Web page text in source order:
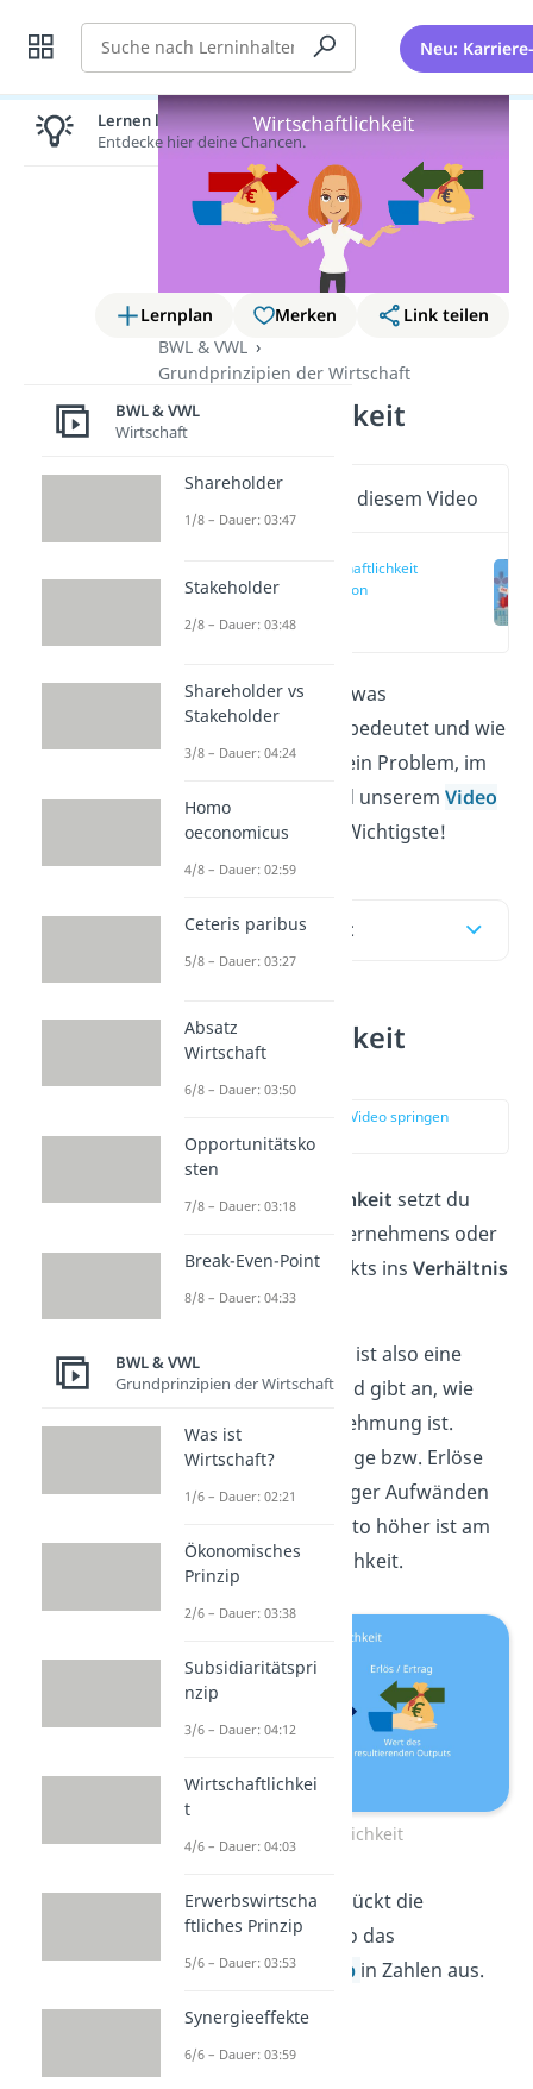
Suche Neu:
Lernplan Merken
Link teilen
BWL & VWL
Grundprinzipien der Wirtschaft
Wirtschaftlichkeit
Wichtige Inhalte in diesem Video
Wirtschaftlichkeit
Definition
Du möchtest wissen, was
Wirtschaftlichkeit
“ bedeutet und wie
du sie berechnest? Kein Problem, im
folgenden Artikel und unseremVideo
erklären wir dir das Wichtigste!
Inhaltsübersicht
Wirtschaftlichkeit
Definition
zur Stelle im Video springen
(00:12)
Bei derWirtschaftlichkeit setzt du
eines Unternehmens oder
eines einzelnen Projekts insVerhältnis
zumAufwand.
Die Wirtschaftlichkeit ist also eine
Kennzahl der BWLund gibt an, wie
effizient eine Unternehmung ist.
Umso höher die Erträge bzw. Erlöse
sind und umso niedriger Aufwänden
bzw. Kosten sind, desto höher ist am
Ende die Wirtschaftlichkeit.
Wirtschaftlichkeit
Dementsprechend drückt die
Wirtschaftlichkeit also das
Ökonomische Prinzip in Zahlen aus.
Lernen lohnt sich!
Entdecke hier deine Chancen.
BWL & VWL
Wirtschaft
Shareholder
1/8 – Dauer: 03:47
Stakeholder
2/8 – Dauer: 03:48
Shareholder vs
Stakeholder
3/8 – Dauer: 04:24
Homo
oeconomicus
4/8 – Dauer: 02:59
Ceteris paribus
5/8 – Dauer: 03:27
Absatz
Wirtschaft
6/8 – Dauer: 03:50
Opportunitätsko
sten
7/8 – Dauer: 03:18
Break-Even-Point
8/8 – Dauer: 04:33
BWL & VWL
Grundprinzipien der Wirtschaft
Was ist
Wirtschaft?
1/6 – Dauer: 02:21
Ökonomisches
Prinzip
2/6 – Dauer: 03:38
Subsidiaritätspri
nzip
3/6 – Dauer: 04:12
Wirtschaftlichkei
t
4/6 – Dauer: 04:03
Erwerbswirtscha
ftliches Prinzip
5/6 – Dauer: 03:53
Synergieeffekte
6/6 – Dauer: 03:59